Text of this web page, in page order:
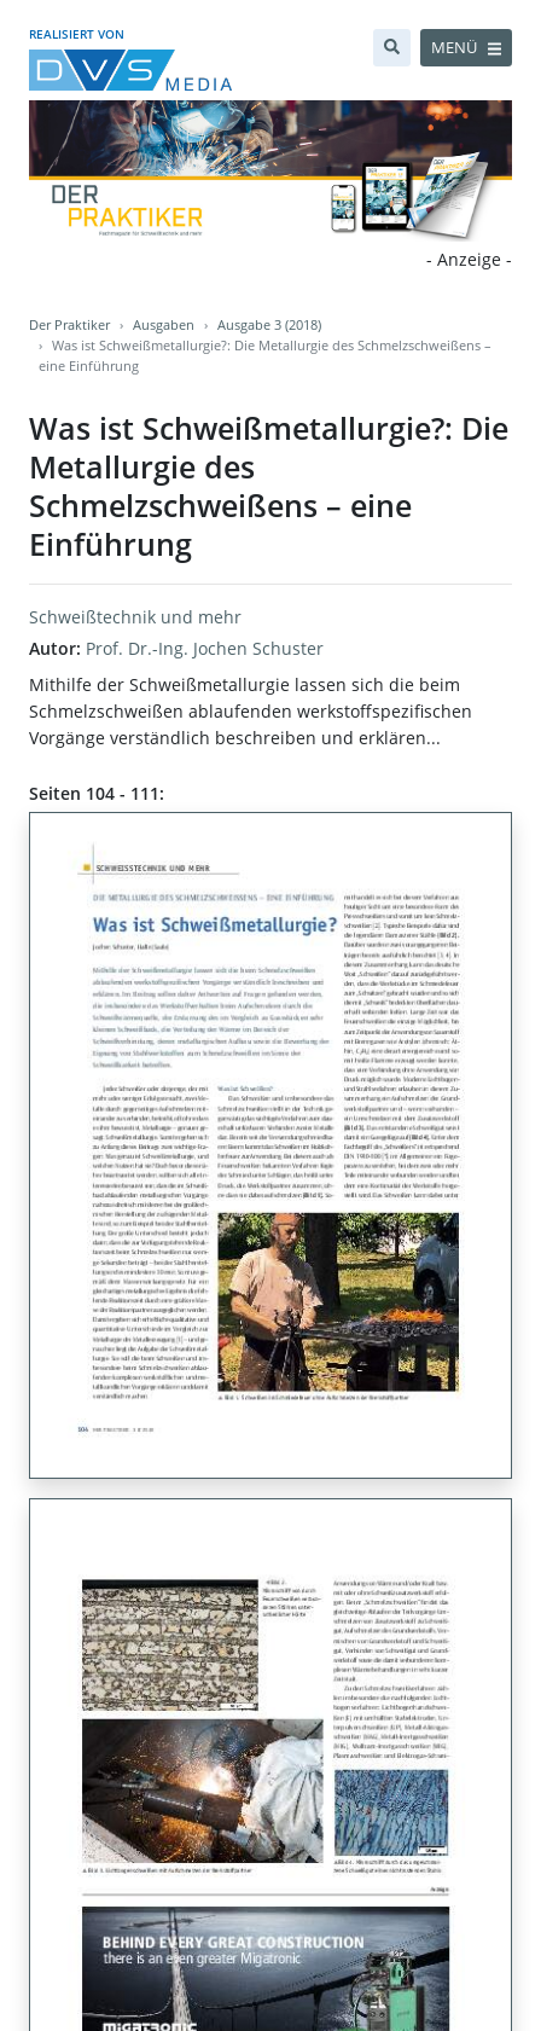
REALISIERT VON
MENÜ
- Anzeige -
Der Praktiker Ausgaben
Ausgabe 3 (2018)
Was ist Schweißmetallurgie?: Die Metallurgie des Schmelzschweißens –
eine Einführung
Was ist Schweißmetallurgie?: Die
Metallurgie des
Schmelzschweißens – eine
Einführung
Schweißtechnik und mehr
Autor: Prof. Dr.-Ing. Jochen Schuster
Mithilfe der Schweißmetallurgie lassen sich die beim
Schmelzschweißen ablaufenden werkstoffspezifischen
Vorgänge verständlich beschreiben und erklären...
Seiten 104 - 111: